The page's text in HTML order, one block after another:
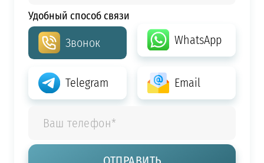
Удобный способ связи
Звонок WhatsApp
Telegram Email